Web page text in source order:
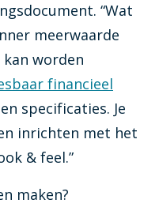
“Wat
meerwaarde
worden
financieel
specificaties. Je
inrichten met het
& feel.”
maken?